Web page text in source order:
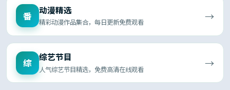
番 动漫精选
精彩动漫作品集合，每日更新免费观看 →
综 综艺节目
人气综艺节目精选，免费高清在线观看 →